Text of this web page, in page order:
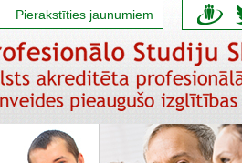
Pierakstīties jaunumiem